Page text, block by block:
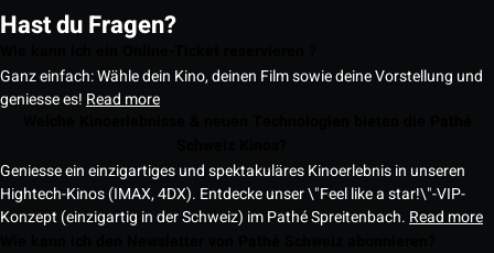
Hast du Fragen?
Ganz einfach: Wähle dein Kino, deinen Film sowie deine Vorstellung und
geniesse es! Read more
Geniesse ein einzigartiges und spektakuläres Kinoerlebnis in unseren
Hightech-Kinos (IMAX, 4DX). Entdecke unser \"Feel like a star!\"-VIP-
Konzept (einzigartig in der Schweiz) im Pathé Spreitenbach. Read more